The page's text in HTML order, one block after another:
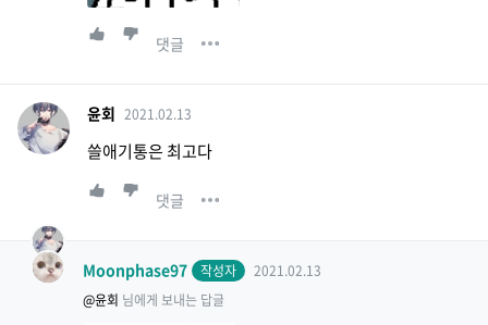
댓글
윤회 2021.02.13
쓸애기통은 최고다
댓글
Moonphase97 작성자
2021.02.13
@윤회 님에게 보내는 답글